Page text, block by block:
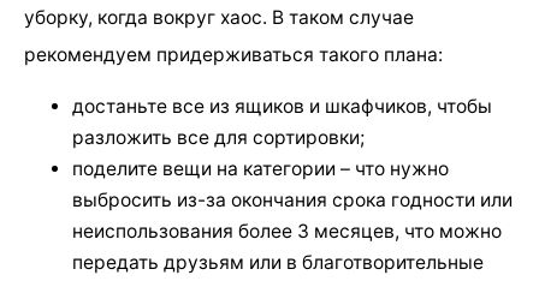
уборку, когда вокруг хаос. В таком случае
рекомендуем придерживаться такого плана:
достаньте все из ящиков и шкафчиков, чтобы
разложить все для сортировки;
поделите вещи на категории – что нужно
выбросить из-за окончания срока годности или
неиспользования более 3 месяцев, что можно
передать друзьям или в благотворительные